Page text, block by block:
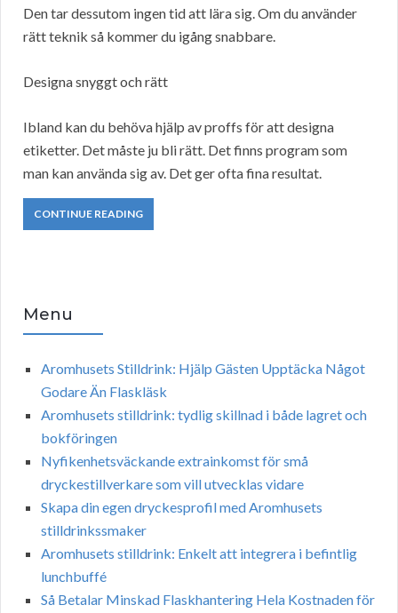
Den tar dessutom ingen tid att lära sig. Om du använder
rätt teknik så kommer du igång snabbare.
Designa snyggt och rätt
Ibland kan du behöva hjälp av proffs för att designa
etiketter. Det måste ju bli rätt. Det finns program som
man kan använda sig av. Det ger ofta fina resultat.
CONTINUE READING
Menu
Aromhusets Stilldrink: Hjälp Gästen Upptäcka Något
Godare Än Flaskläsk
Aromhusets stilldrink: tydlig skillnad i både lagret och
bokföringen
Nyfikenhetsväckande extrainkomst för små
dryckestillverkare som vill utvecklas vidare
Skapa din egen dryckesprofil med Aromhusets
stilldrinkssmaker
Aromhusets stilldrink: Enkelt att integrera i befintlig
lunchbuffé
Så Betalar Minskad Flaskhantering Hela Kostnaden för